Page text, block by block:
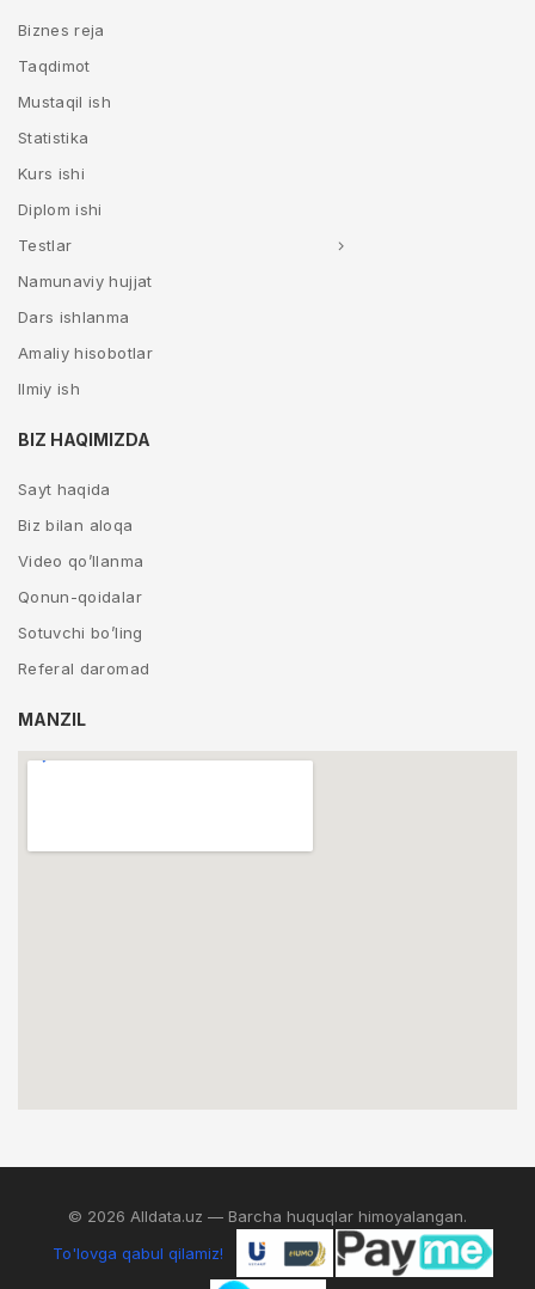
Biznes reja
Taqdimot
Mustaqil ish
Statistika
Kurs ishi
Diplom ishi
Testlar
Namunaviy hujjat
Dars ishlanma
Amaliy hisobotlar
Ilmiy ish
BIZ HAQIMIZDA
Sayt haqida
Biz bilan aloqa
Video qo’llanma
Qonun-qoidalar
Sotuvchi bo’ling
Referal daromad
MANZIL
© 2026 Alldata.uz — Barcha huquqlar himoyalangan.
To'lovga qabul qilamiz!